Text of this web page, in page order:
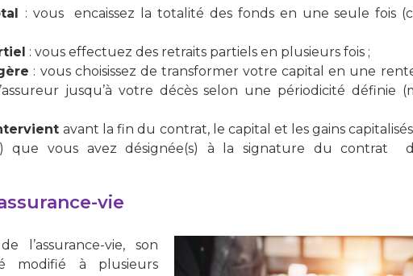
: vous encaissez la totalité des fonds en une seule fois
: vous effectuez des retraits partiels en plusieurs fois ;
: vous choisissez de transformer votre capital en une
jusqu’à votre décès selon une périodicité définie
avant la fin du contrat, le capital et les gains
que vous avez désignée(s) à la signature du contrat
vie
l’assurance-vie, son
modifié à plusieurs